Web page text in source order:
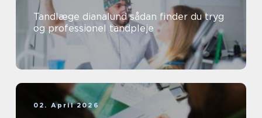
Tandlæge dianalund sådan finder du tryg
og professionel tandpleje
02. April 2026